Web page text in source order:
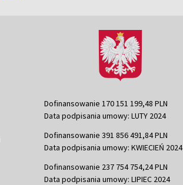
Dofinansowanie 170 151 199,48 PLN
Data podpisania umowy: LUTY 2024
Dofinansowanie 391 856 491,84 PLN
Data podpisania umowy: KWIECIEŃ 2024
Dofinansowanie 237 754 754,24 PLN
Data podpisania umowy: LIPIEC 2024